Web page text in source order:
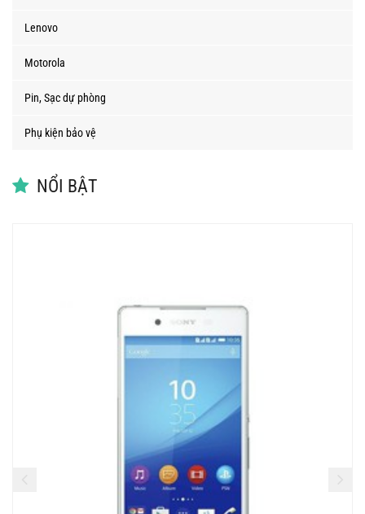
Lenovo
Motorola
Pin, Sạc dự phòng
Phụ kiện bảo vệ
NỔI BẬT